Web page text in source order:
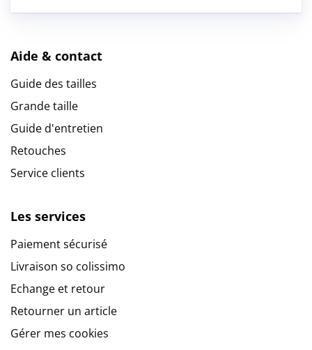
Aide & contact
Guide des tailles
Grande taille
Guide d'entretien
Retouches
Service clients
Les services
Paiement sécurisé
Livraison so colissimo
Echange et retour
Retourner un article
Gérer mes cookies